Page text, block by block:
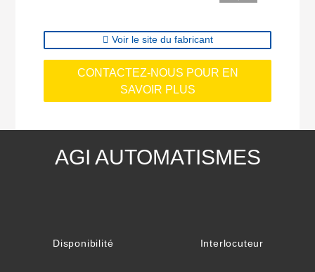
Voir le site du fabricant
CONTACTEZ-NOUS POUR EN
SAVOIR PLUS
AGI AUTOMATISMES
Disponibilité Interlocuteur